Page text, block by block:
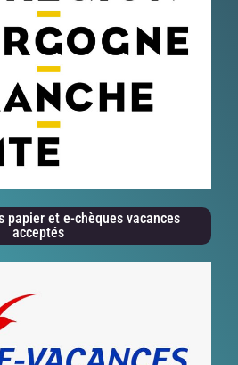
papier et e-chèques vacances
acceptés